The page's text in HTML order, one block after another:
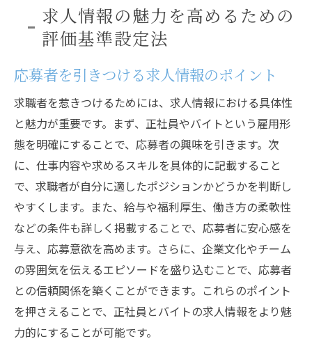
求人情報の魅力を高めるための
評価基準設定法
応募者を引きつける求人情報のポイント
求職者を惹きつけるためには、求人情報における具体性
と魅力が重要です。まず、正社員やバイトという雇用形
態を明確にすることで、応募者の興味を引きます。次
に、仕事内容や求めるスキルを具体的に記載すること
で、求職者が自分に適したポジションかどうかを判断し
やすくします。また、給与や福利厚生、働き方の柔軟性
などの条件も詳しく掲載することで、応募者に安心感を
与え、応募意欲を高めます。さらに、企業文化やチーム
の雰囲気を伝えるエピソードを盛り込むことで、応募者
との信頼関係を築くことができます。これらのポイント
を押さえることで、正社員とバイトの求人情報をより魅
力的にすることが可能です。